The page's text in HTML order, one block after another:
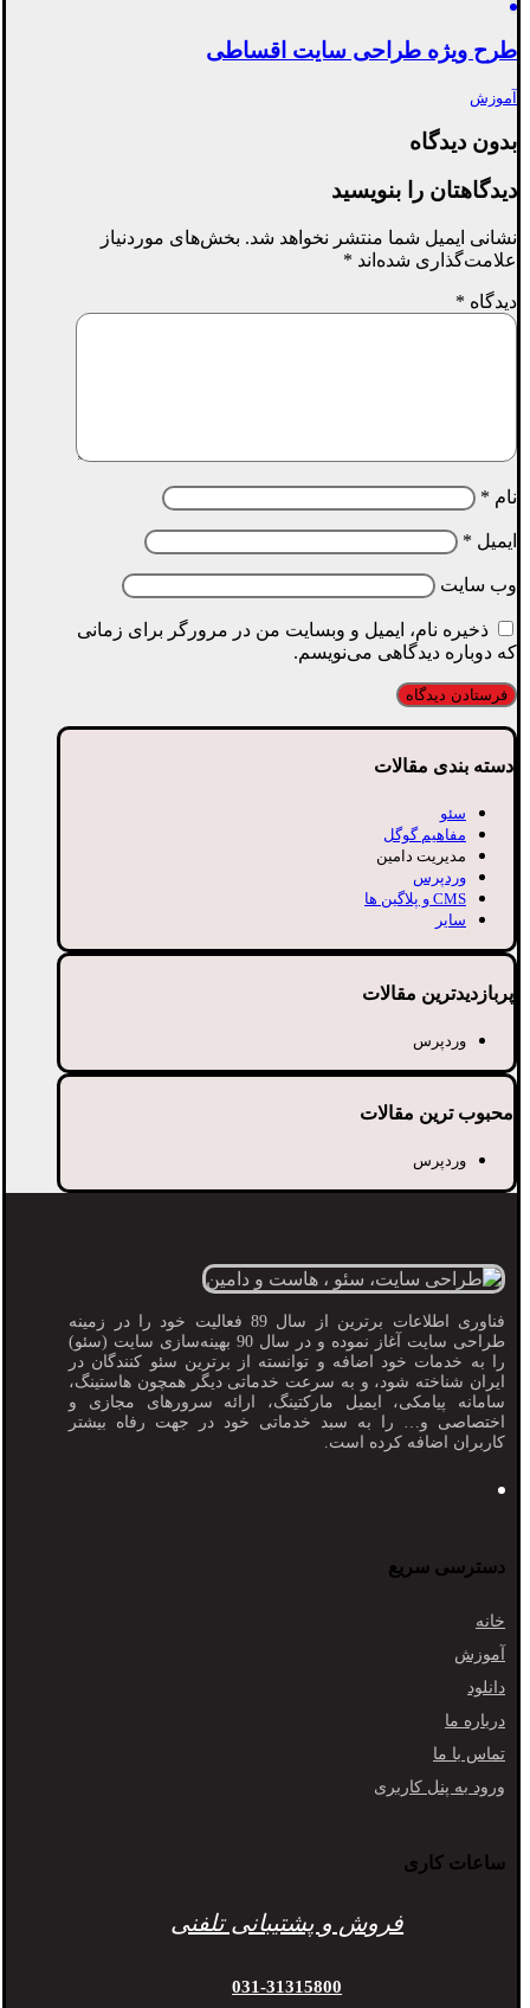
طرح ویژه طراحی سایت اقساطی
آموزش
بدون دیدگاه
دیدگاهتان را بنویسید
نشانی ایمیل شما منتشر نخواهد شد. بخش‌های موردنیاز
علامت‌گذاری شده‌اند *
دیدگاه *
نام *
ایمیل *
وب‌ سایت
ذخیره نام، ایمیل و وبسایت من در مرورگر برای زمانی
که دوباره دیدگاهی می‌نویسم.
دسته بندی مقالات
سئو
مفاهیم گوگل
مدیریت دامین
وردپرس
CMS و پلاگین ها
سایر
پربازدیدترین مقالات
وردپرس
محبوب ترین مقالات
وردپرس
فناوری اطلاعات برترین از سال 89 فعالیت خود را در زمینه
طراحی سایت آغاز نموده و در سال 90 بهینه‌سازی سایت (سئو)
را به خدمات خود اضافه و توانسته از برترین سئو کنندگان در
ایران شناخته شود، و به سرعت خدماتی دیگر همچون هاستینگ،
سامانه پیامکی، ایمیل مارکتینگ، ارائه سرورهای مجازی و
اختصاصی و… را به سبد خدماتی خود در جهت رفاه بیشتر
کاربران اضافه کرده است.
دسترسی سریع
خانه
آموزش
دانلود
درباره ما
تماس با ما
ورود به پنل کاربری
ساعات کاری
فروش و پشتیبانی تلفنی
031-31315800